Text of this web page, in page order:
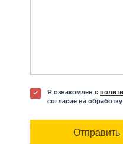
Я ознакомлен с
согласие на
Отправить